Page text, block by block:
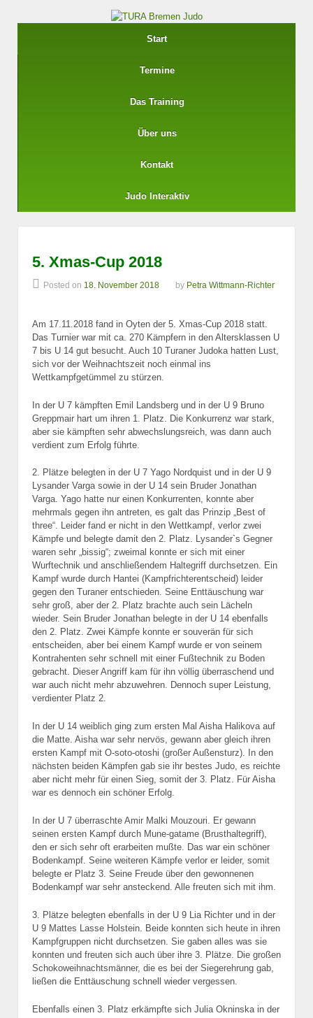
Start
Termine
Das Training
Über uns
Kontakt
Judo Interaktiv
5. Xmas-Cup 2018
Posted on 18. November 2018 by Petra Wittmann-Richter
Am 17.11.2018 fand in Oyten der 5. Xmas-Cup 2018 statt.
Das Turnier war mit ca. 270 Kämpfern in den Altersklassen U
7 bis U 14 gut besucht. Auch 10 Turaner Judoka hatten Lust,
sich vor der Weihnachtszeit noch einmal ins
Wettkampfgetümmel zu stürzen.
In der U 7 kämpften Emil Landsberg und in der U 9 Bruno
Greppmair hart um ihren 1. Platz. Die Konkurrenz war stark,
aber sie kämpften sehr abwechslungsreich, was dann auch
verdient zum Erfolg führte.
2. Plätze belegten in der U 7 Yago Nordquist und in der U 9
Lysander Varga sowie in der U 14 sein Bruder Jonathan
Varga. Yago hatte nur einen Konkurrenten, konnte aber
mehrmals gegen ihn antreten, es galt das Prinzip „Best of
three“. Leider fand er nicht in den Wettkampf, verlor zwei
Kämpfe und belegte damit den 2. Platz. Lysander`s Gegner
waren sehr „bissig“; zweimal konnte er sich mit einer
Wurftechnik und anschließendem Haltegriff durchsetzen. Ein
Kampf wurde durch Hantei (Kampfrichterentscheid) leider
gegen den Turaner entschieden. Seine Enttäuschung war
sehr groß, aber der 2. Platz brachte auch sein Lächeln
wieder. Sein Bruder Jonathan belegte in der U 14 ebenfalls
den 2. Platz. Zwei Kämpfe konnte er souverän für sich
entscheiden, aber bei einem Kampf wurde er von seinem
Kontrahenten sehr schnell mit einer Fußtechnik zu Boden
gebracht. Dieser Angriff kam für ihn völlig überraschend und
war auch nicht mehr abzuwehren. Dennoch super Leistung,
verdienter Platz 2.
In der U 14 weiblich ging zum ersten Mal Aisha Halikova auf
die Matte. Aisha war sehr nervös, gewann aber gleich ihren
ersten Kampf mit O-soto-otoshi (großer Außensturz). In den
nächsten beiden Kämpfen gab sie ihr bestes Judo, es reichte
aber nicht mehr für einen Sieg, somit der 3. Platz. Für Aisha
war es dennoch ein schöner Erfolg.
In der U 7 überraschte Amir Malki Mouzouri. Er gewann
seinen ersten Kampf durch Mune-gatame (Brusthaltegriff),
den er sich sehr oft erarbeiten mußte. Das war ein schöner
Bodenkampf. Seine weiteren Kämpfe verlor er leider, somit
belegte er Platz 3. Seine Freude über den gewonnenen
Bodenkampf war sehr ansteckend. Alle freuten sich mit ihm.
3. Plätze belegten ebenfalls in der U 9 Lia Richter und in der
U 9 Mattes Lasse Holstein. Beide konnten sich heute in ihren
Kampfgruppen nicht durchsetzen. Sie gaben alles was sie
konnten und freuten sich auch über ihre 3. Plätze. Die großen
Schokoweihnachtsmänner, die es bei der Siegerehrung gab,
ließen die Enttäuschung schnell wieder vergessen.
Ebenfalls einen 3. Platz erkämpfte sich Julia Okninska in der